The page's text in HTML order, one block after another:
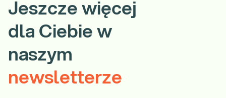
Jeszcze więcej
dla Ciebie w
naszym
newsletterze